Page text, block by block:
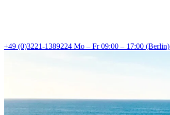
+49 (0)3221-1389224 Mo – Fr 09:00 – 17:00 (Berlin)